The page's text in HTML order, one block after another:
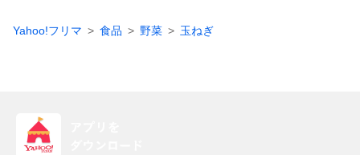
Yahoo!フリマ 食品 野菜 玉ねぎ